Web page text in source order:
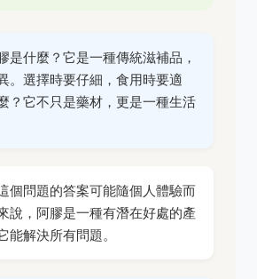
是什麼？它是一種傳統滋補品，
。選擇時要仔細，食用時要適
？它不只是藥材，更是一種生活
個問題的答案可能隨個人體驗而
說，阿膠是一種有潛在好處的產
能解決所有問題。